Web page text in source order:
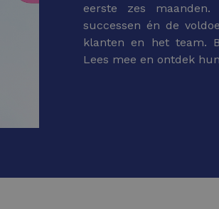
eerste zes
successen én de
klanten en het team.
Lees mee en ontdek